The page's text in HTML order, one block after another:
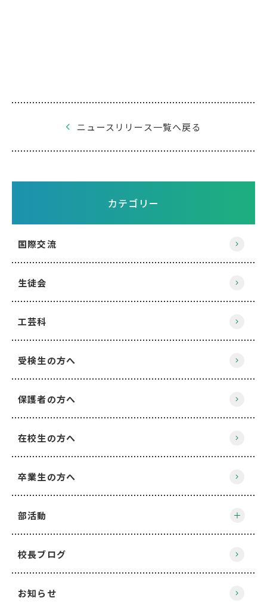
ニュースリリース一覧へ戻る
カテゴリー
国際交流
生徒会
工芸科
受検生の方へ
保護者の方へ
在校生の方へ
卒業生の方へ
部活動
校長ブログ
お知らせ